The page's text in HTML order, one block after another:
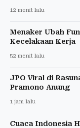
12 menit lalu
Menaker Ubah
Kecelakaan Kerja
52 menit lalu
JPO Viral di
Pramono Anung
1 jam lalu
Cuaca Indonesia